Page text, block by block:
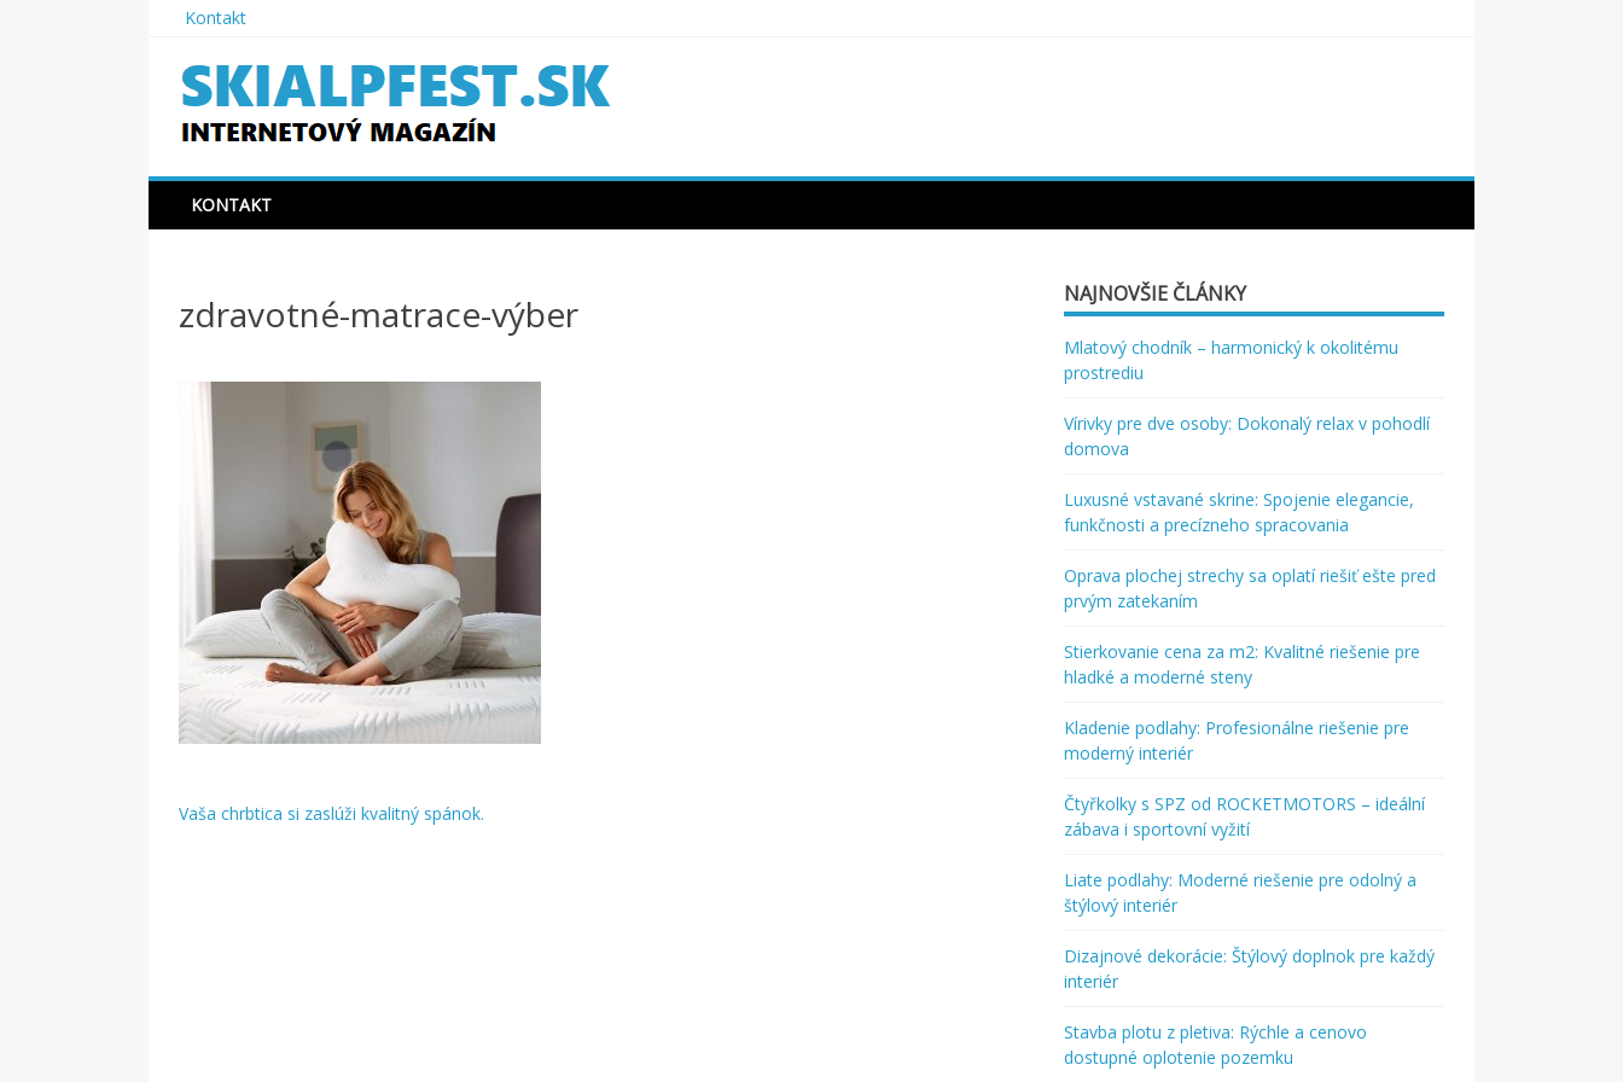
content
Kontakt
SKIAPLFEST.SK
KONTAKT
zdravotné-matrace-výber
Vaša chrbtica si zaslúži kvalitný spánok.
NAJNOVŠIE ČLÁNKY
Mlatový chodník – harmonický k okolitému
prostrediu
Vírivky pre dve osoby: Dokonalý relax v pohodlí
domova
Luxusné vstavané skrine: Spojenie elegancie,
funkčnosti a precízneho spracovania
Oprava plochej strechy sa oplatí riešiť ešte pred
prvým zatekaním
Stierkovanie cena za m2: Kvalitné riešenie pre
hladké a moderné steny
Kladenie podlahy: Profesionálne riešenie pre
moderný interiér
Čtyřkolky s SPZ od ROCKETMOTORS – ideální
zábava i sportovní vyžití
Liate podlahy: Moderné riešenie pre odolný a
štýlový interiér
Dizajnové dekorácie: Štýlový doplnok pre každý
interiér
Stavba plotu z pletiva: Rýchle a cenovo
dostupné oplotenie pozemku